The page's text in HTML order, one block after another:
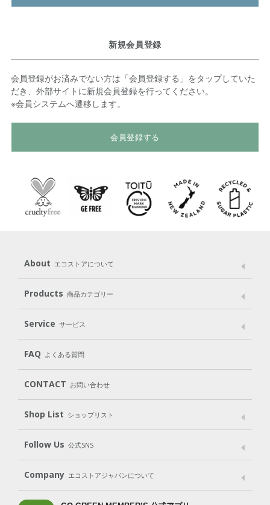
新規会員登録
会員登録がお済みでない方は「会員登録する」をタップしていた
だき、外部サイトに新規会員登録を行ってください。
※会員システムへ遷移します。
会員登録する
About エコストアについて
メッセージ ブランドストーリー
パッケージへのこだわり
動物実験をしない
Products 商品カテゴリー
Laundry
Cleaning Baby Kids
Body（ボディ） Hair（ヘア） Oral care（オーラルケア）
Goods （グッズ）
Gift set
Service サービス
User Guide
Subscription（定期便）
FAQ よくある質問
CONTACT お問い合わせ
Shop List ショップリスト
Shop List
Follow Us 公式SNS
LINE＠ Instagram Facebook
Company エコストアジャパンについて
会社案内 ご利用規約 プライバシーポリシー